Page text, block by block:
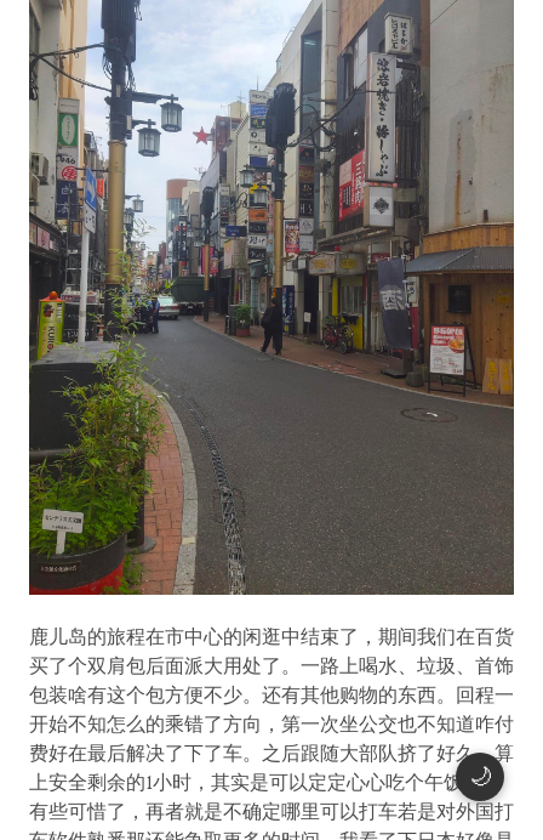
鹿儿岛的旅程在市中心的闲逛中结束了，期间我们在百货
买了个双肩包后面派大用处了。一路上喝水、垃圾、首饰
包装啥有这个包方便不少。还有其他购物的东西。回程一
开始不知怎么的乘错了方向，第一次坐公交也不知道咋付
费好在最后解决了下了车。之后跟随大部队挤了好久。算
上安全剩余的1小时，其实是可以定定心心吃个午饭的，
有些可惜了，再者就是不确定哪里可以打车若是对外国打
🌙